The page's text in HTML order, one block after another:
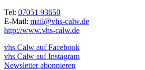
Tel: 07051 93650
E-Mail: mail@vhs-calw.de
http://www.vhs-calw.de
vhs Calw auf Facebook
vhs Calw auf Instagram
Newsletter abonnieren